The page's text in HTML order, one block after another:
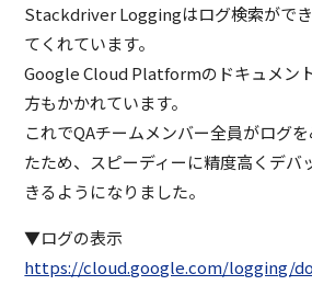
Stackdriver Loggingはログ検索がで
てくれています。
Google Cloud Platformのドキュメン
方もかかれています。
これでQAチームメンバー全員がログ
たため、スピーディーに精度高くデバ
きるようになりました。
▼ログの表示
https://cloud.google.com/logging/